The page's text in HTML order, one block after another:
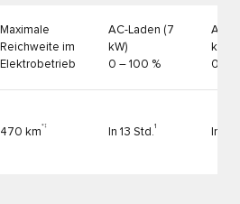
Maximale
Reichweite im
Elektrobetrieb
AC-Laden (7
kW)
0 – 100 %
AC-
kW)
0 –
470 km*‡ In 13 Std.1 In 9